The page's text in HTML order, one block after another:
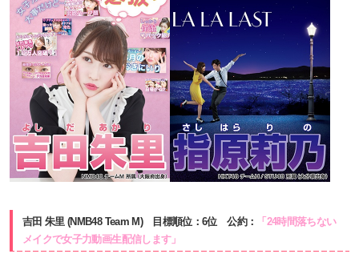
吉田 朱里 (NMB48 Team M) 目標順位：6位 公約：
「24時間落ちない
メイクで女子力動画生配信します」